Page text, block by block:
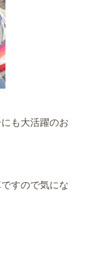
も大活躍のお
すので気にな